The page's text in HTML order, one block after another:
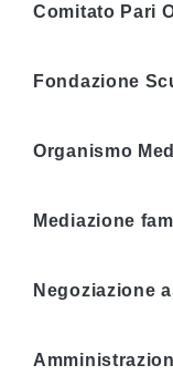
Comitato Pari
Fondazione
Organismo
Mediazione
Negoziazione